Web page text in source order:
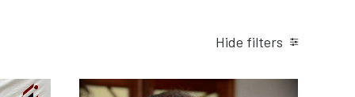
Hide filters